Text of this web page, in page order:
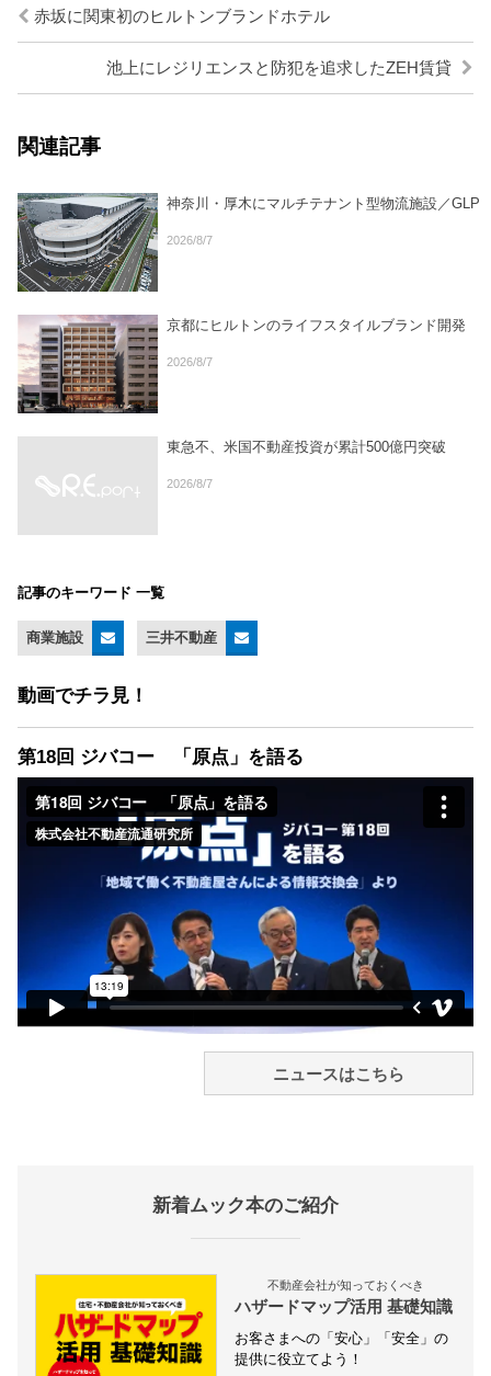
赤坂に関東初のヒルトンブランドホテル
池上にレジリエンスと防犯を追求したZEH賃貸
関連記事
神奈川・厚木にマルチテナント型物流施設／GLP
2026/8/7
京都にヒルトンのライフスタイルブランド開発
2026/8/7
東急不、米国不動産投資が累計500億円突破
2026/8/7
記事のキーワード 一覧
商業施設 三井不動産
動画でチラ見！
第18回 ジバコー 「原点」を語る
ニュースはこちら
新着ムック本のご紹介
不動産会社が知っておくべき
ハザードマップ活用 基礎知識
お客さまへの「安心」「安全」の
提供に役立てよう！